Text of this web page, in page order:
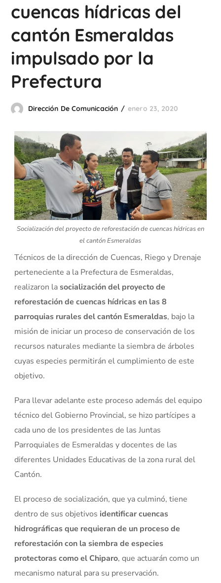
cuencas hídricas del
cantón Esmeraldas
impulsado por la
Prefectura
Dirección De Comunicación enero 23, 2020
Socialización del proyecto de reforestación de cuencas hídricas en
el cantón Esmeraldas
Técnicos de la dirección de Cuencas, Riego y Drenaje
perteneciente a la Prefectura de Esmeraldas,
realizaron lasocialización del proyecto de
reforestación de cuencas hídricas en las 8
parroquias rurales del cantón Esmeraldas, bajo la
misión de iniciar un proceso de conservación de los
recursos naturales mediante la siembra de árboles
cuyas especies permitirán el cumplimiento de este
objetivo.
Para llevar adelante este proceso además del equipo
técnico del Gobierno Provincial, se hizo partícipes a
cada uno de los presidentes de las Juntas
Parroquiales de Esmeraldas y docentes de las
diferentes Unidades Educativas de la zona rural del
Cantón.
El proceso de socialización, que ya culminó, tiene
dentro de sus objetivos identificar cuencas
hidrográficas que requieran de un proceso de
reforestación con la siembra de especies
protectoras como el Chiparo, que actuarán como un
mecanismo natural para su preservación.